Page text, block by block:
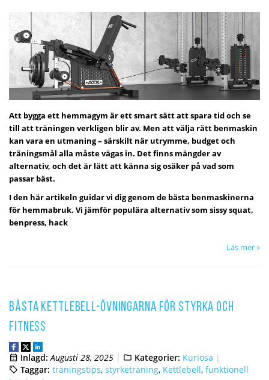
Att bygga ett hemmagym är ett smart sätt att spara tid och se
till att träningen verkligen blir av. Men att välja rätt benmaskin
kan vara en utmaning – särskilt när utrymme, budget och
träningsmål alla måste vägas in. Det finns mängder av
alternativ, och det är lätt att känna sig osäker på vad som
passar bäst.
I den här artikeln guidar vi dig genom de bästa benmaskinerna
för hemmabruk. Vi jämför populära alternativ som sissy squat,
benpress, hack
Läs mer »
Bästa Kettlebell-övningarna för Styrka och
Fitness
Inlagd: Augusti 28, 2025 Kategorier: Kuriosa
Taggar: träningstips, styrketräning, Kettlebell, funktionell